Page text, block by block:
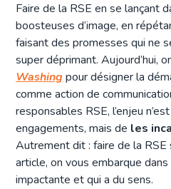
Faire de la RSE en se lançant
boosteuses d’image, en
faisant des promesses qui ne
super déprimant. Aujourd’hui,
Washing pour désigner la
comme action de
responsables RSE, l’enjeu
engagements, mais de les
Autrement dit : faire de la
article, on vous embarque
impactante et qui a du sens.